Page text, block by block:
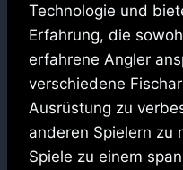
Technologie und
Erfahrung, die
erfahrene Angler
verschiedene
Ausrüstung zu
anderen Spielern zu
Spiele zu einem